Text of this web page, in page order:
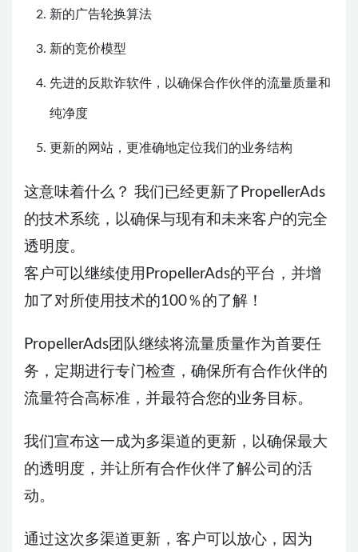
新的广告轮换算法
新的竞价模型
先进的反欺诈软件，以确保合作伙伴的流量质量和
纯净度
更新的网站，更准确地定位我们的业务结构
这意味着什么？ 我们已经更新了PropellerAds
的技术系统，以确保与现有和未来客户的完全
透明度。
客户可以继续使用PropellerAds的平台，并增
加了对所使用技术的100％的了解！
PropellerAds团队继续将流量质量作为首要任
务，定期进行专门检查，确保所有合作伙伴的
流量符合高标准，并最符合您的业务目标。
我们宣布这一成为多渠道的更新，以确保最大
的透明度，并让所有合作伙伴了解公司的活
动。
通过这次多渠道更新，客户可以放心，因为